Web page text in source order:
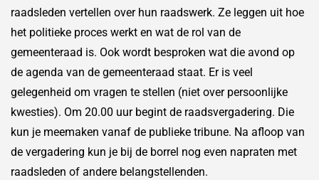
raadsleden vertellen over hun raadswerk. Ze leggen uit hoe
het politieke proces werkt en wat de rol van de
gemeenteraad is. Ook wordt besproken wat die avond op
de agenda van de gemeenteraad staat. Er is veel
gelegenheid om vragen te stellen (niet over persoonlijke
kwesties). Om 20.00 uur begint de raadsvergadering. Die
kun je meemaken vanaf de publieke tribune. Na afloop van
de vergadering kun je bij de borrel nog even napraten met
raadsleden of andere belangstellenden.